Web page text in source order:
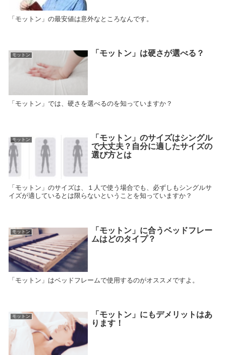
「モットン」の最安値は意外なところなんです。
モットン 「モットン」は硬さが選べる？
「モットン」では、硬さを選べるのを知っていますか？
モットン
「モットン」のサイズはシングル
で大丈夫？自分に適したサイズの
選び方とは
「モットン」のサイズは、１人で使う場合でも、必ずしもシングルサ
イズが適しているとは限らないということを知っていますか？
モットン
「モットン」に合うベッドフレー
ムはどのタイプ？
「モットン」はベッドフレームで使用するのがオススメですよ。
モットン
「モットン」にもデメリットはあ
ります！